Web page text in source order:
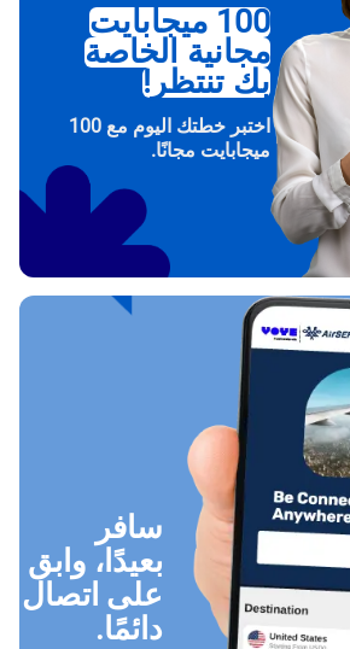
100 ميجابايت
مجانية الخاصة
بك تنتظر!
اختبر خطتك اليوم مع 100
ميجابايت مجانًا.
سافر
بعيدًا، وابق
على اتصال
دائمًا.